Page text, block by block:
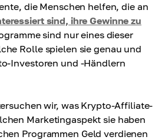
die Menschen helfen, die an
sind, ihre Gewinne zu
sind nur eines dieser
Rolle spielen sie genau und
Investoren und -Händlern
wir, was Krypto-Affiliate-
Marketingaspekt sie haben
Programmen Geld verdienen